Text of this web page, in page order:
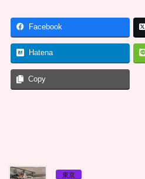
Facebook
Hatena
Copy
東京